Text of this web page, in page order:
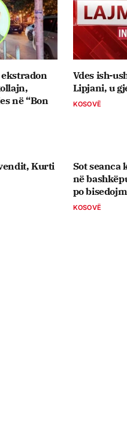
ekstradon
në “Bon
Vdes ish-
Lipjani, u
KOSOVË
Kurti
Sot seanca
në
po
KOSOVË